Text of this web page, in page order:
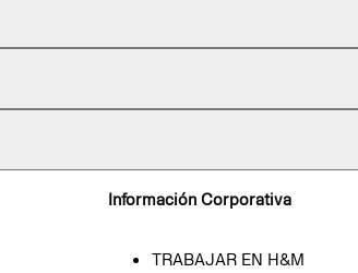
Información Corporativa
TRABAJAR EN H&M